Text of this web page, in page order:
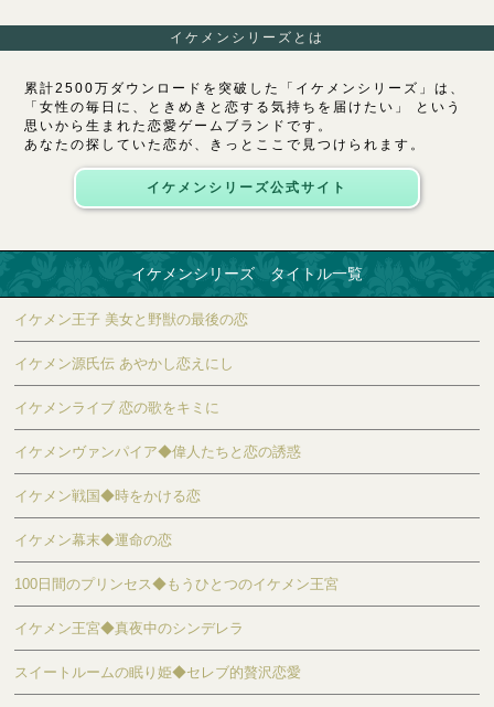
イケメンシリーズとは
累計2500万ダウンロードを突破した「イケメンシリーズ」は、
「女性の毎日に、ときめきと恋する気持ちを届けたい」 という
思いから生まれた恋愛ゲームブランドです。
あなたの探していた恋が、きっとここで見つけられます。
イケメンシリーズ公式サイト
イケメンシリーズ タイトル一覧
イケメン王子 美女と野獣の最後の恋
イケメン源氏伝 あやかし恋えにし
イケメンライブ 恋の歌をキミに
イケメンヴァンパイア◆偉人たちと恋の誘惑
イケメン戦国◆時をかける恋
イケメン幕末◆運命の恋
100日間のプリンセス◆もうひとつのイケメン王宮
イケメン王宮◆真夜中のシンデレラ
スイートルームの眠り姫◆セレブ的贅沢恋愛